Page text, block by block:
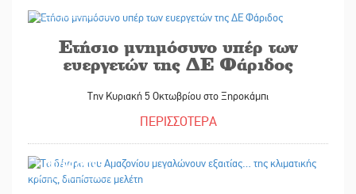
Ετήσιο μνημόσυνο υπέρ των
ευεργετών της ΔΕ Φάριδος
Την Κυριακή 5 Οκτωβρίου στο Ξηροκάμπι
ΠΕΡΙΣΣΟΤΕΡΑ
30/09/2025